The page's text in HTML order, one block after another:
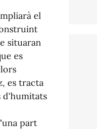
el
situaran
es
es tracta
d'humitats
part